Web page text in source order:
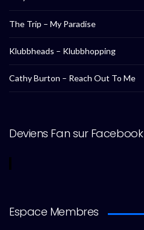
The Trip – My Paradise
Klubbheads – Klubbhopping
Cathy Burton – Reach Out To Me
Deviens Fan sur Facebook
Espace Membres